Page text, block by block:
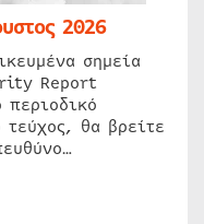
2026
σημεία
Report
θα βρείτε